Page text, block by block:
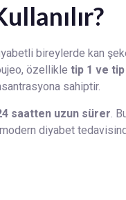
bireylerde kan
özellikle tip 1 ve
sahiptir.
saatten uzun sürer.
diyabet